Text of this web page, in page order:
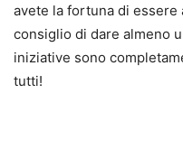
avete la fortuna di essere
consiglio di dare almeno
iniziative sono
tutti!